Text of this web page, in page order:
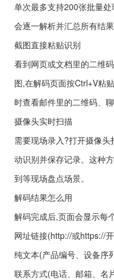
单次最多支持200张批量
会逐一解析并汇总所有结果
截图直接粘贴识别
看到网页或文档里的二维
图,在解码页面按Ctrl+V粘
时查看邮件里的二维码、
摄像头实时扫描
需要现场录入?打开摄像
动识别并保存记录。这种
到等现场盘点场景。
解码结果怎么用
解码完成后,页面会显示每
网址链接(http://或https://
纯文本(产品编号、设备序
联系方式(电话、邮箱、名